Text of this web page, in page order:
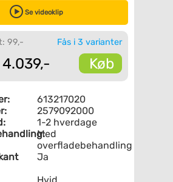
Se videoklip
Fås i 3 varianter
99,-
4.039,- Køb
613217020
2579092000
1-2 hverdage
Med
overfladebehandling
Ja